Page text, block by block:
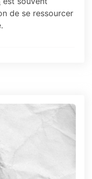
de se ressourcer